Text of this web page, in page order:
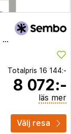
Frankrike
Totalpris 16 144:-
8 072:-
läs mer
Välj resa